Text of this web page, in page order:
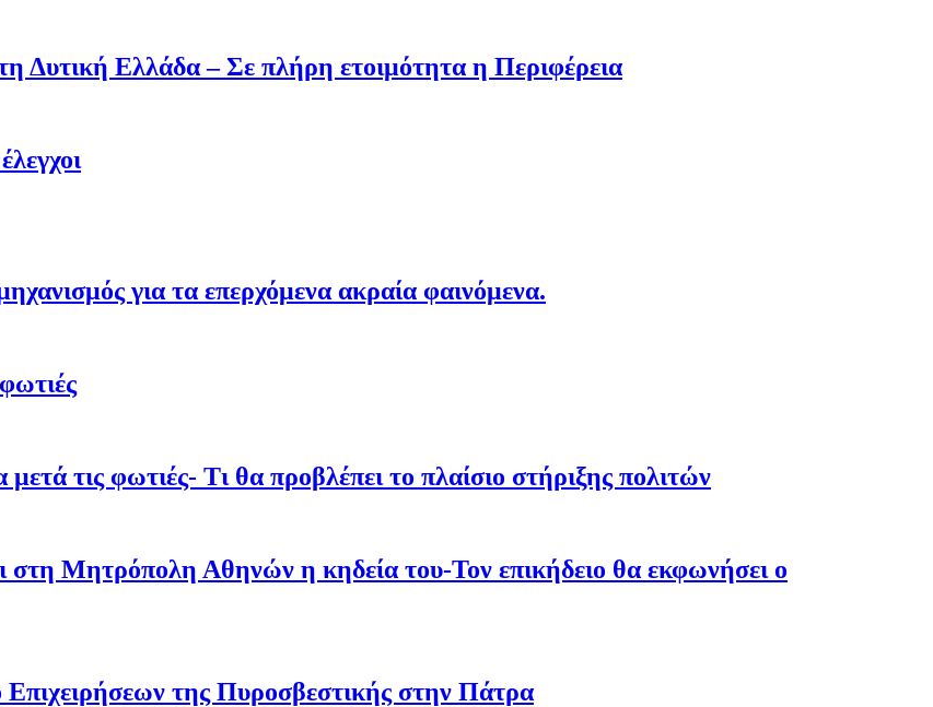
Δυτική Ελλάδα – Σε πλήρη ετοιμότητα η Περιφέρεια
για τα επερχόμενα ακραία φαινόμενα.
τις φωτιές- Τι θα προβλέπει το πλαίσιο στήριξης πολιτών
στη Μητρόπολη Αθηνών η κηδεία του-Τον επικήδειο θα εκφωνήσει ο
της Πυροσβεστικής στην Πάτρα